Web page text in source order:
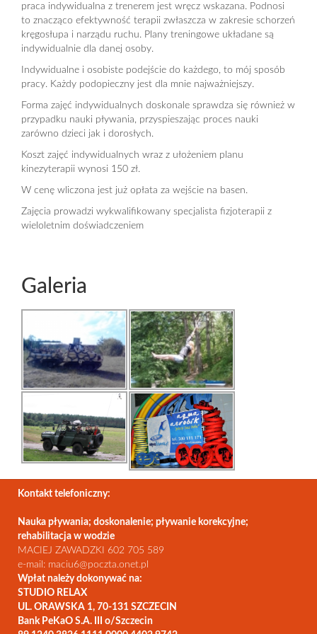
praca indywidualna z trenerem jest wręcz wskazana. Podnosi
to znacząco efektywność terapii zwłaszcza w zakresie schorzeń
kręgosłupa i narządu ruchu. Plany treningowe układane są
indywidualnie dla danej osoby.
Indywidualne i osobiste podejście do każdego, to mój sposób
pracy. Każdy podopieczny jest dla mnie najważniejszy.
Forma zajęć indywidualnych doskonale sprawdza się również w
przypadku nauki pływania, przyspieszając proces nauki
zarówno dzieci jak i dorosłych.
Koszt zajęć indywidualnych wraz z ułożeniem planu
kinezyterapii wynosi 150 zł.
W cenę wliczona jest już opłata za wejście na basen.
Zajęcia prowadzi wykwalifikowany specjalista fizjoterapii z
wieloletnim doświadczeniem
Galeria
Kontakt telefoniczny:
Nauka pływania; doskonalenie; pływanie korekcyjne;
rehabilitacja w wodzie
MACIEJ ZAWADZKI 602 705 589
e-mail: maciu6@poczta.onet.pl
Wpłat należy dokonywać na:
STUDIO RELAX
UL. ORAWSKA 1, 70-131 SZCZECIN
Bank PeKaO S.A. III o/Szczecin